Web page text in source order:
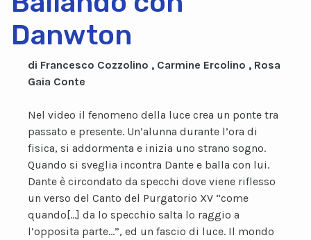
Danwton
di Francesco Cozzolino , Carmine Ercolino , Rosa
Gaia Conte
Nel video il fenomeno della luce crea un ponte tra
passato e presente. Un’alunna durante l’ora di
fisica, si addormenta e inizia uno strano sogno.
Quando si sveglia incontra Dante e balla con lui.
Dante è circondato da specchi dove viene riflesso
un verso del Canto del Purgatorio XV “come
quando[…] da lo specchio salta lo raggio a
l’opposita parte…”, ed un fascio di luce. Il mondo